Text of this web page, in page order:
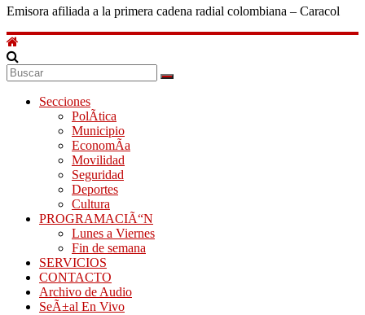
Emisora afiliada a la primera cadena radial colombiana – Caracol
Secciones
PolÃ­tica
Municipio
EconomÃ­a
Movilidad
Seguridad
Deportes
Cultura
PROGRAMACIÃ“N
Lunes a Viernes
Fin de semana
SERVICIOS
CONTACTO
Archivo de Audio
SeÃ±al En Vivo